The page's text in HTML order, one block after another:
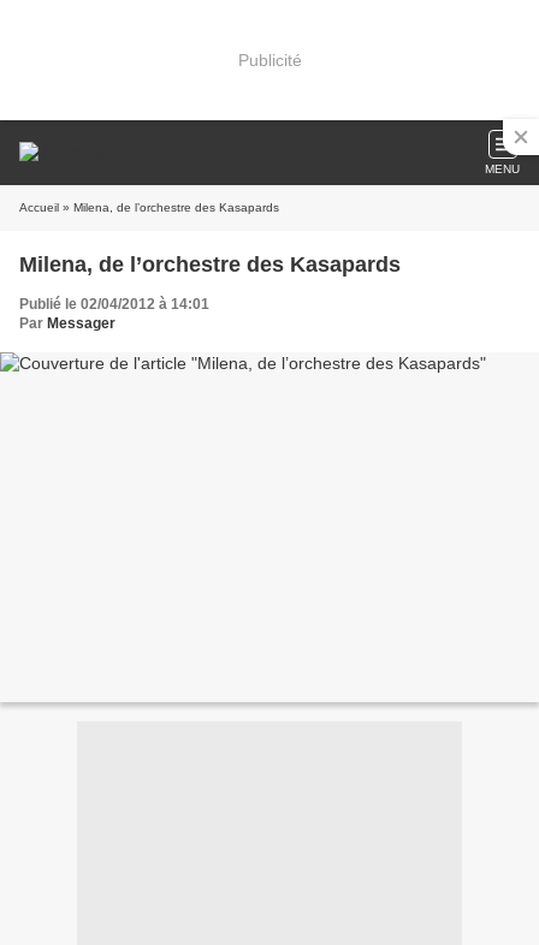
Publicité
MENU
Accueil » Milena, de l’orchestre des Kasapards
Milena, de l’orchestre des Kasapards
Publié le 02/04/2012 à 14:01
Par Messager